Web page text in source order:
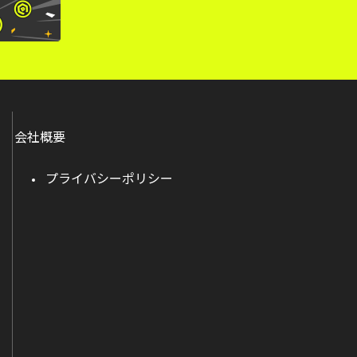
会社概要
プライバシーポリシー